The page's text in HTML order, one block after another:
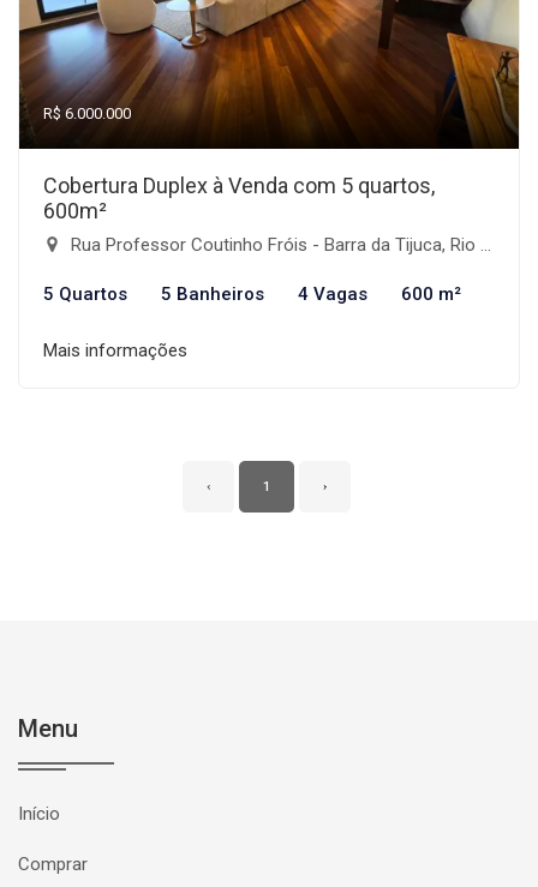
R$ 6.000.000
Cobertura Duplex à Venda com 5 quartos,
600m²
Rua Professor Coutinho Fróis - Barra da Tijuca, Rio de Janeiro-RJ
5 Quartos 5 Banheiros 4 Vagas 600 m²
Mais informações
‹ 1 ›
Menu
Início
Comprar